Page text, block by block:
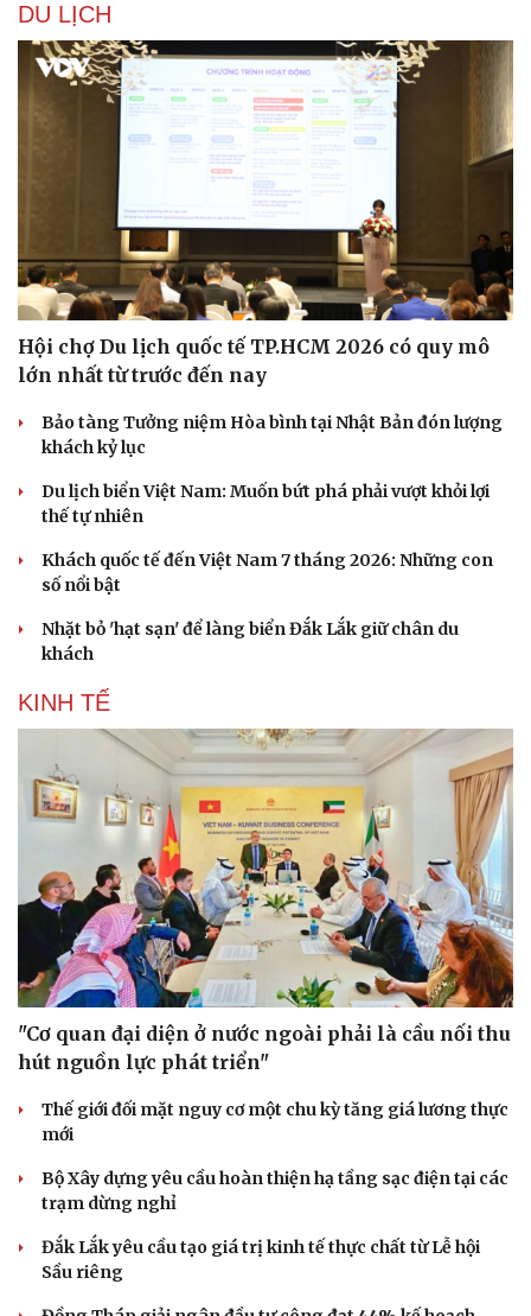
Sân khấu - Điện ảnh
Văn học
Di sản
Nghệ sĩ
DU LỊCH
Hội chợ Du lịch quốc tế TP.HCM 2026 có quy mô
lớn nhất từ trước đến nay
Bảo tàng Tưởng niệm Hòa bình tại Nhật Bản đón lượng
khách kỷ lục
Du lịch biển Việt Nam: Muốn bứt phá phải vượt khỏi lợi
thế tự nhiên
Khách quốc tế đến Việt Nam 7 tháng 2026: Những con
số nổi bật
Nhặt bỏ 'hạt sạn' để làng biển Đắk Lắk giữ chân du
khách
KINH TẾ
"Cơ quan đại diện ở nước ngoài phải là cầu nối thu
hút nguồn lực phát triển"
Thế giới đối mặt nguy cơ một chu kỳ tăng giá lương thực
mới
Bộ Xây dựng yêu cầu hoàn thiện hạ tầng sạc điện tại các
trạm dừng nghỉ
Đắk Lắk yêu cầu tạo giá trị kinh tế thực chất từ Lễ hội
Sầu riêng